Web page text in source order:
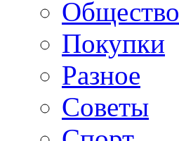
Общество
Покупки
Разное
Советы